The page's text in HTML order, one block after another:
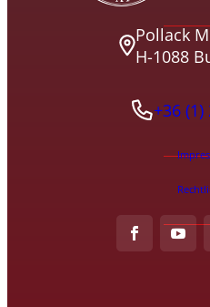
Pollack
H-1088
+36 (1)